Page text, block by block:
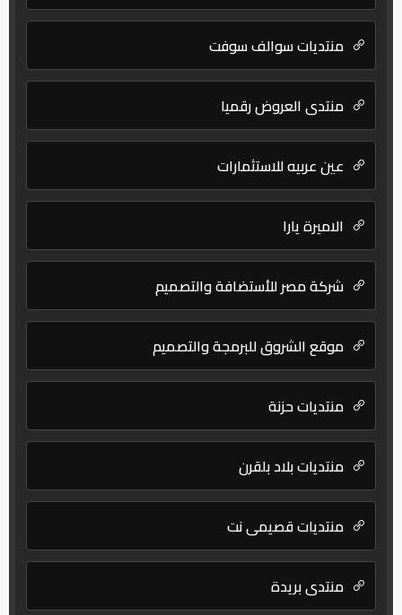
منتديات سوالف سوفت
منتدى العروض رقميا
عين عربيه للاستثمارات
الاميرة يارا
شركة مصر للأستضافة والتصميم
موقع الشروق للبرمجة والتصميم
منتديات حزنة
منتديات بلاد بلقرن
منتديات قصيمي نت
منتدى بريدة